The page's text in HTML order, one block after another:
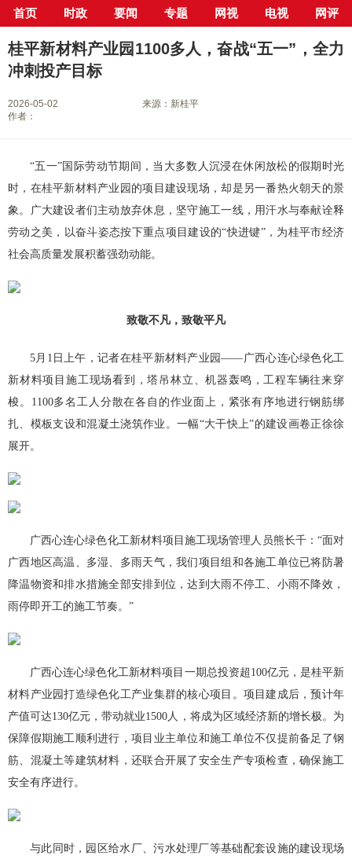
首页 时政 要闻 专题 网视 电视 网评
当前位置： 首页> 新闻中心> 县市区> 桂平市> 正文
桂平新材料产业园1100多人，奋战“五一”，全力
冲刺投产目标
2026-05-02
来源：新桂平
作者：
“五一”国际劳动节期间，当大多数人沉浸在休闲放松的假期时光
时，在桂平新材料产业园的项目建设现场，却是另一番热火朝天的景
象。广大建设者们主动放弃休息，坚守施工一线，用汗水与奉献诠释
劳动之美，以奋斗姿态按下重点项目建设的“快进键”，为桂平市经济
社会高质量发展积蓄强劲动能。
致敬不凡，致敬平凡
5月1日上午，记者在桂平新材料产业园——广西心连心绿色化工
新材料项目施工现场看到，塔吊林立、机器轰鸣，工程车辆往来穿
梭。1100多名工人分散在各自的作业面上，紧张有序地进行钢筋绑
扎、模板支设和混凝土浇筑作业。一幅“大干快上”的建设画卷正徐徐
展开。
广西心连心绿色化工新材料项目施工现场管理人员熊长千： “面对
广西地区高温、多湿、多雨天气，我们项目组和各施工单位已将防暑
降温物资和排水措施全部安排到位，达到大雨不停工、小雨不降效，
雨停即开工的施工节奏。”
广西心连心绿色化工新材料项目一期总投资超100亿元，是桂平新
材料产业园打造绿色化工产业集群的核心项目。项目建成后，预计年
产值可达130亿元，带动就业1500人，将成为区域经济新的增长极。为
保障假期施工顺利进行，项目业主单位和施工单位不仅提前备足了钢
筋、混凝土等建筑材料，还联合开展了安全生产专项检查，确保施工
安全有序进行。
与此同时，园区给水厂、污水处理厂等基础配套设施的建设现场